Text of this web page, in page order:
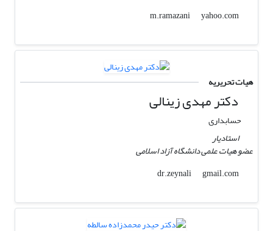
m.ramazani
yahoo.com
هیات تحریریه
دکتر مهدی زینالی
حسابداری
استادیار
عضو هیات علمی دانشگاه آزاد اسلامی
dr.zeynali
gmail.com